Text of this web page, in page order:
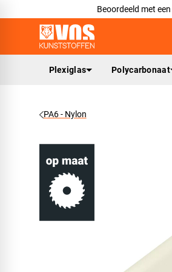
Beoordeeld met een
Plexiglas Polycarbonaat
PA6 - Nylon